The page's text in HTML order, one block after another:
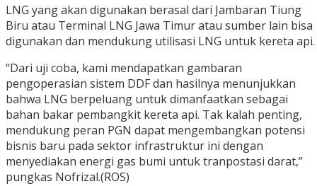
LNG yang akan digunakan berasal dari Jambaran Tiung
Biru atau Terminal LNG Jawa Timur atau sumber lain bisa
digunakan dan mendukung utilisasi LNG untuk kereta api.
“Dari uji coba, kami mendapatkan gambaran
pengoperasian sistem DDF dan hasilnya menunjukkan
bahwa LNG berpeluang untuk dimanfaatkan sebagai
bahan bakar pembangkit kereta api. Tak kalah penting,
mendukung peran PGN dapat mengembangkan potensi
bisnis baru pada sektor infrastruktur ini dengan
menyediakan energi gas bumi untuk tranpostasi darat,”
pungkas Nofrizal.(ROS)